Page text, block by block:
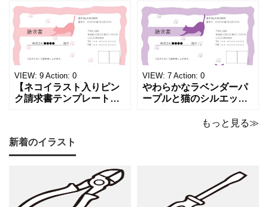
チックな請求書雛形で
す。パステルピンクやラ
ベンダーの色彩がやわら
かな質感を生み出し、受
け取った相手の心をくす
ぐる特別な仕上がりとな
っています。 ハンドメイ
ド雑貨、コスメブラン
感あふれるライトブルー
背景に、ジュエルモチー
フを散りばめた煌びやか
な請求書素材です。清潔
感と高級感が同居するデ
ザインは、クライアント
に信頼感と華やかな印象
を同時に届けます
VIEW: 9 Action: 0
【ネコイラスト入りピン
ク請求書テンプレート
ーの猫デザイン請求書雛
形です。波打ちフレーム
の中に描かれたキャット
シルエットや小さな肉球
モチーフが、ビジネス文
書にさりげない
VIEW: 7 Action: 0
やわらかなラベンダーパ
ープルと猫のシルエット
おしゃれな請求書フォー
出したいときにも活躍し
ます。 猫カフェやトリミ
ングサロン
もっと見る≫
新着のイラスト